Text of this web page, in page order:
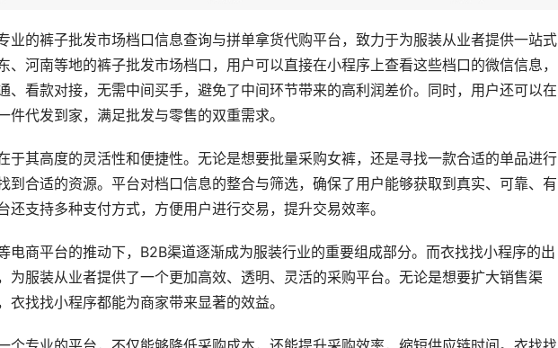
业的裤子批发市场档口信息查询与拼单拿货代购平台，致力于为服装从业者提供一站式
、河南等地的裤子批发市场档口，用户可以直接在小程序上查看这些档口的微信信息，
、看款对接，无需中间买手，避免了中间环节带来的高利润差价。同时，用户还可以在
件代发到家，满足批发与零售的双重需求。
于其高度的灵活性和便捷性。无论是想要批量采购女裤，还是寻找一款合适的单品进行
到合适的资源。平台对档口信息的整合与筛选，确保了用户能够获取到真实、可靠、有
还支持多种支付方式，方便用户进行交易，提升交易效率。
电商平台的推动下，B2B渠道逐渐成为服装行业的重要组成部分。而衣找找小程序的出
为服装从业者提供了一个更加高效、透明、灵活的采购平台。无论是想要扩大销售渠
衣找找小程序都能为商家带来显著的效益。